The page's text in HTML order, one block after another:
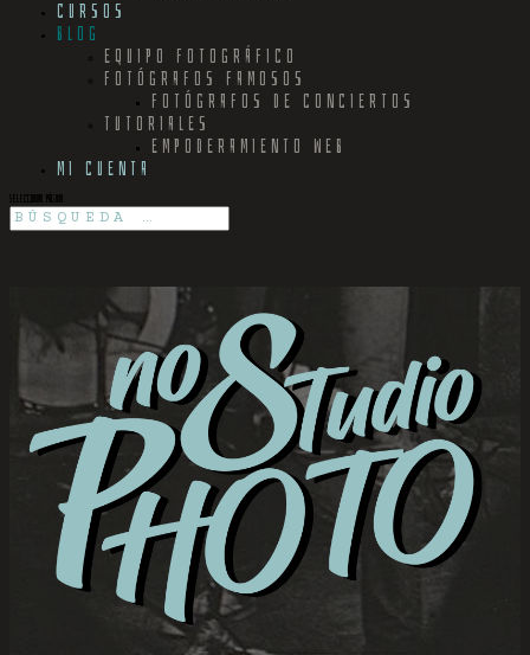
CURSOS
BLOG
EQUIPO FOTOGRÁFICO
FOTÓGRAFOS FAMOSOS
FOTÓGRAFOS DE CONCIERTOS
TUTORIALES
EMPODERAMIENTO WEB
MI CUENTA
Seleccionar página